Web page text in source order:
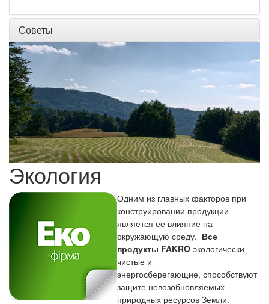
Советы
Экология
Одним из главных факторов при
конструировании продукции
является ее влияние на
окружающую среду. Все
продукты FAKRO экологически
чистые и
энергосберегающие, способствуют
защите невозобновляемых
природных ресурсов Земли.